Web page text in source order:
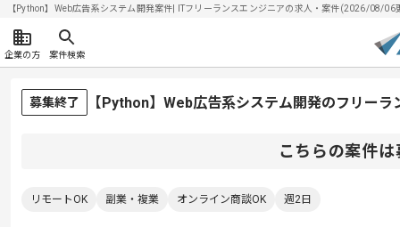
【Python】Web広告系システム開発案件| ITフリーランスエンジニアの求人・案件(2026/08/06
企業の方 案件検索
募集終了 【Python】Web広告系システム開発のフリーラ
こちらの案件
リモートOK 副業・複業 オンライン商談OK 週2日